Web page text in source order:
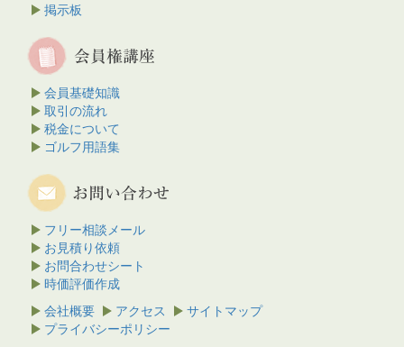
掲示板
会員基礎知識
取引の流れ
税金について
ゴルフ用語集
フリー相談メール
お見積り依頼
お問合わせシート
時価評価作成
会社概要
アクセス
サイトマップ
プライバシーポリシー